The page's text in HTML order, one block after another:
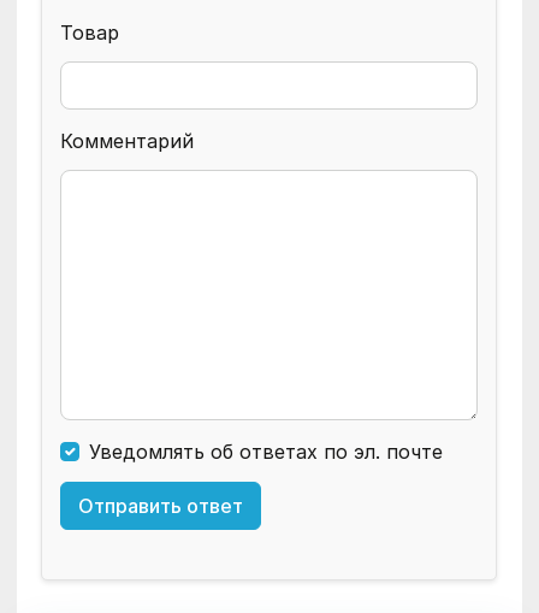
Товар
Комментарий
Уведомлять об ответах по эл. почте
Отправить ответ